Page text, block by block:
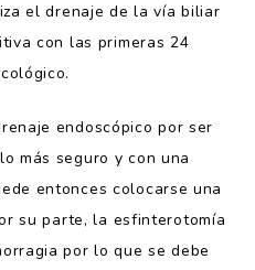
el drenaje de la ví­a biliar
con las primeras 24
endoscópico por ser
más seguro y con una
entonces colocarse una
su parte, la esfinterotomí­a
por lo que se debe